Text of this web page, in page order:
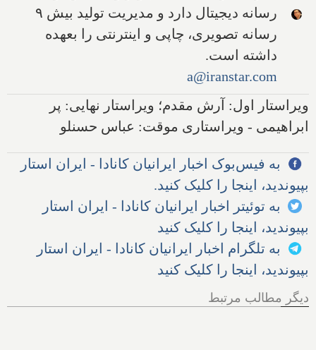
رسانه دیجیتال دارد و مدیریت تولید بیش ۹
رسانه تصویری، چاپی و اینترنتی را بعهده
داشته است.
a@iranstar.com
ویراستار اول: آرش مقدم؛ ویراستار نهایی: پر
ابراهیمی - ویراستاری موقت: عباس حسنلو
به فیس‌بوک اخبار ایرانیان کانادا - ایران استار
بپیوندید، اینجا را کلیک کنید.
به توئیتر اخبار ایرانیان کانادا - ایران استار
بپیوندید، اینجا را کلیک کنید
به تلگرام اخبار ایرانیان کانادا - ایران استار
بپیوندید، اینجا را کلیک کنید
دیگر مطالب مرتبط